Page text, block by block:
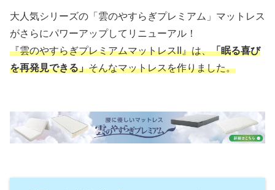
大人気シリーズの「雲のやすらぎプレミアム」マットレス
がさらにパワーアップしてリニューアル！
『雲のやすらぎプレミアムマットレスII』は、「眠る喜び
を再発見できる」そんなマットレスを作りました。